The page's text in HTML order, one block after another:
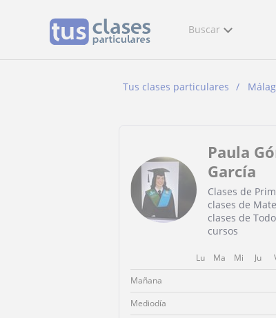
Buscar
Tus clases particulares
Paula
García
Clases de
clases de
clases de
cursos
Lu Ma Mi Ju
Mañana
Mediodía